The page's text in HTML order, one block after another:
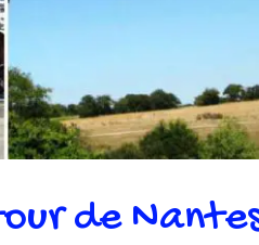
de